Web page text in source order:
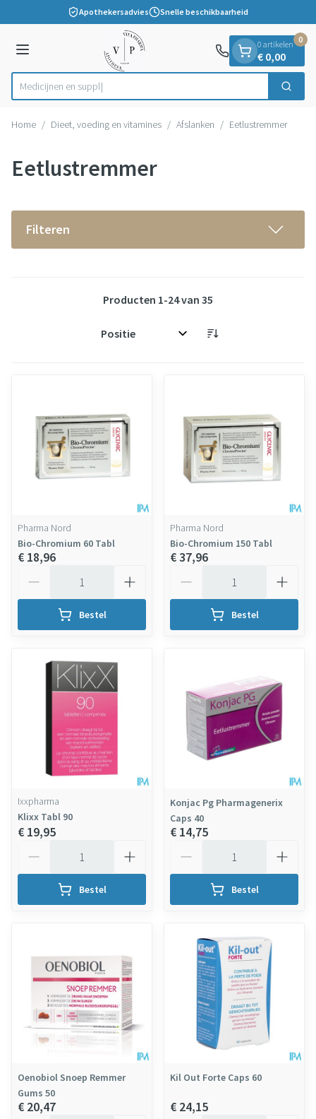
Ga naar de inhoudApothekersadvies Snelle beschikbaarheid
Menu
Product, merk, categorie... Zoek
0 artikelen
€ 0,00
0
Home / Dieet, voeding en vitamines / Afslanken / Eetlustremmer
Eetlustremmer
Filteren
Producten 1-24van 35
Sorteer op:
Pharma Nord
Bio-Chromium 60 Tabl
€ 18,96
Bestel
Pharma Nord
Bio-Chromium 150 Tabl
€ 37,96
Bestel
Ixxpharma
Klixx Tabl 90
€ 19,95
Bestel
Konjac Pg Pharmagenerix
Caps 40
€ 14,75
Bestel
Oenobiol Snoep Remmer
Gums 50
€ 20,47
Kil Out Forte Caps 60
€ 24,15